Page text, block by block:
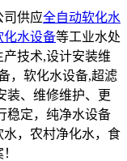
司供应全自动软化水
化水设备等工业水处
技术,设计安装维
，软化水设备,超滤
装、维修维护、更
稳定，纯净水设备
，农村净化水，食